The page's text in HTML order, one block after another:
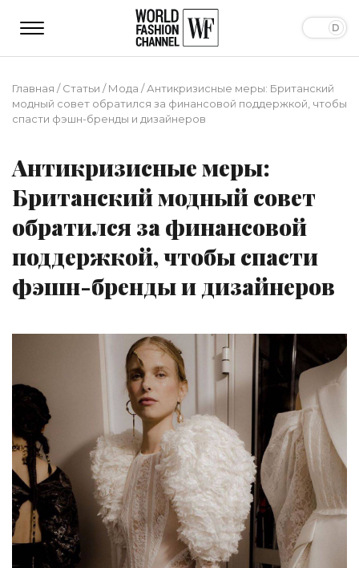
Главная /Статьи /Мода /Антикризисные меры: Британский
модный совет обратился за финансовой поддержкой, чтобы
спасти фэшн-бренды и дизайнеров
Антикризисные меры:
Британский модный совет
обратился за финансовой
поддержкой, чтобы спасти
фэшн-бренды и дизайнеров